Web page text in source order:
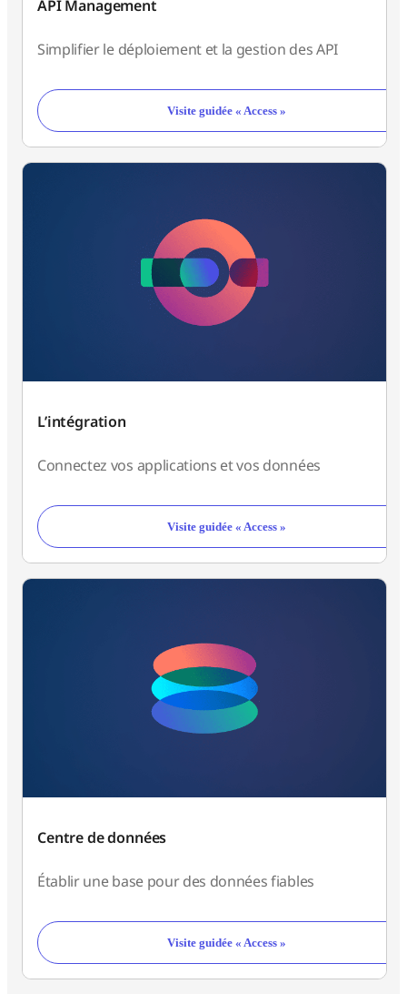
API Management
Simplifier le déploiement et la gestion des API
Visite guidée « Access »
L’intégration
Connectez vos applications et vos données
Visite guidée « Access »
Centre de données
Établir une base pour des données fiables
Visite guidée « Access »